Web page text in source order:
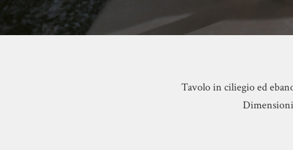
Tavolo in ciliegio ed